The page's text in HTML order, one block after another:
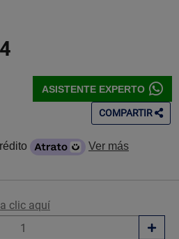
ASISTENTE EXPERTO
COMPARTIR
Ver más
clic aquí